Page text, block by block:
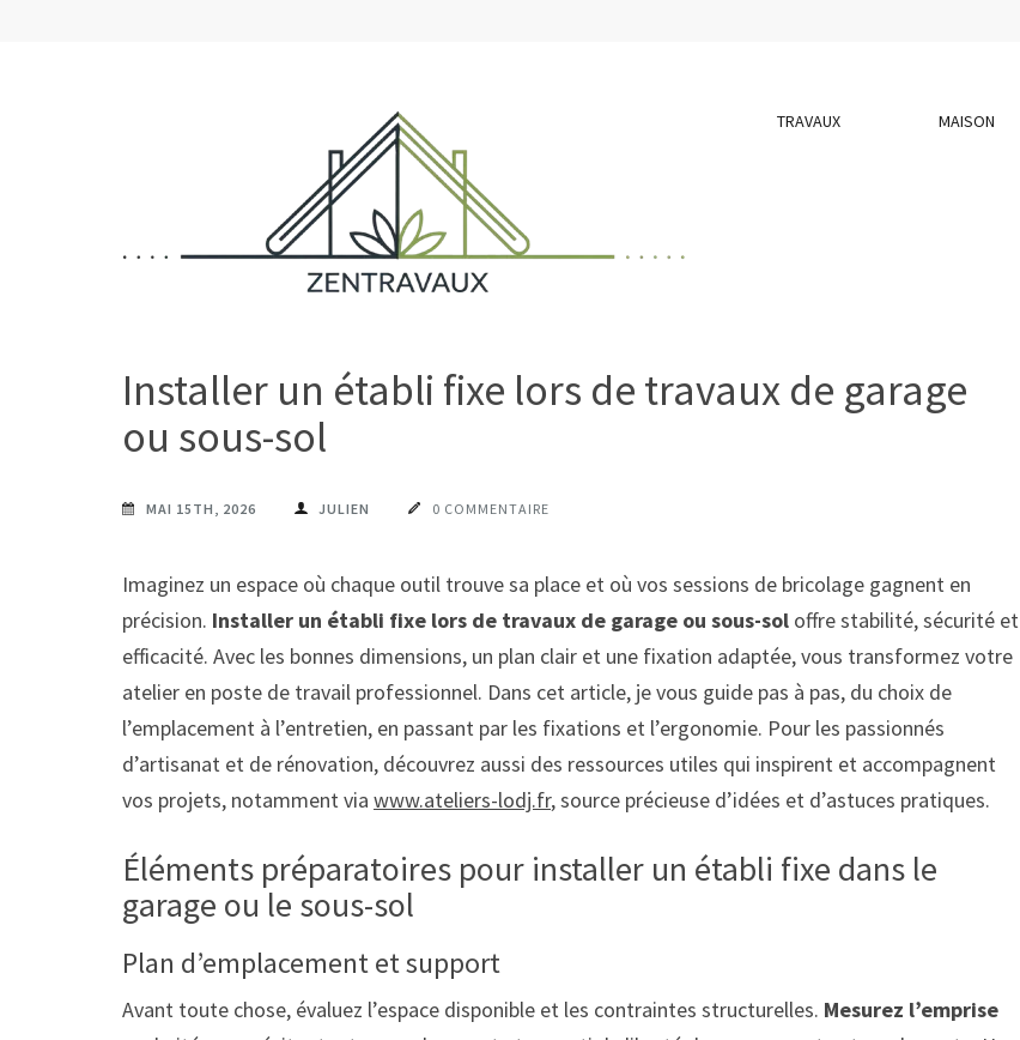
TRAVAUX MAISON
Installer un établi fixe lors de travaux de garage
ou sous-sol
MAI 15TH, 2026 JULIEN 0 COMMENTAIRE
Imaginez un espace où chaque outil trouve sa place et où vos sessions de bricolage gagnent en
précision. Installer un établi fixe lors de travaux de garage ou sous-sol offre stabilité, sécurité et
efficacité. Avec les bonnes dimensions, un plan clair et une fixation adaptée, vous transformez votre
atelier en poste de travail professionnel. Dans cet article, je vous guide pas à pas, du choix de
l’emplacement à l’entretien, en passant par les fixations et l’ergonomie. Pour les passionnés
d’artisanat et de rénovation, découvrez aussi des ressources utiles qui inspirent et accompagnent
vos projets, notamment via www.ateliers-lodj.fr, source précieuse d’idées et d’astuces pratiques.
Éléments préparatoires pour installer un établi fixe dans le
garage ou le sous-sol
Plan d’emplacement et support
Avant toute chose, évaluez l’espace disponible et les contraintes structurelles. Mesurez l’emprise